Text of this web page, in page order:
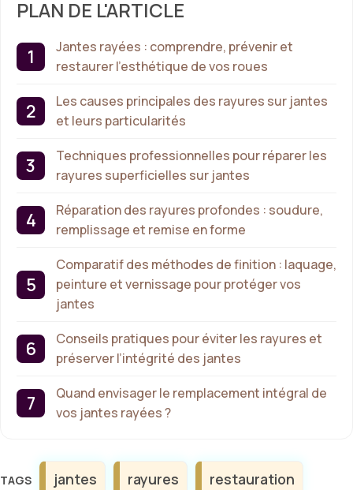
PLAN DE L'ARTICLE
Jantes rayées : comprendre, prévenir et
restaurer l’esthétique de vos roues
Les causes principales des rayures sur jantes
et leurs particularités
Techniques professionnelles pour réparer les
rayures superficielles sur jantes
Réparation des rayures profondes : soudure,
remplissage et remise en forme
Comparatif des méthodes de finition : laquage,
peinture et vernissage pour protéger vos
jantes
Conseils pratiques pour éviter les rayures et
préserver l’intégrité des jantes
Quand envisager le remplacement intégral de
vos jantes rayées ?
Étiquettes
jantes rayures restauration